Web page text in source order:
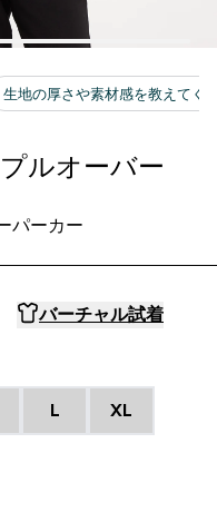
ルオーバー
パーカー
バーチャル試着
L XL